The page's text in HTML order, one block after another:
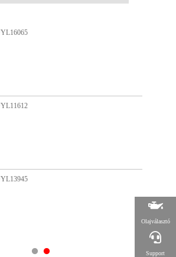
NYL15735
NYL13886
NYL15741
Olajválasztó
Support